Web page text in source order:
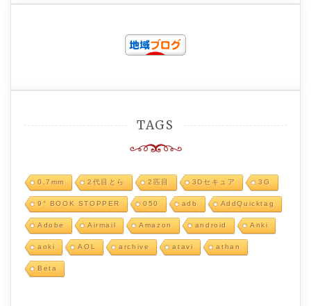
TAGS
0.7mm 2代目とら 2匹目 3Dセキュア 3G
9° BOOK STOPPER 050 adb AddQuicktag
Adobe Airmail Amazon android Anki
aoki AOL archive atavi athan
Beta